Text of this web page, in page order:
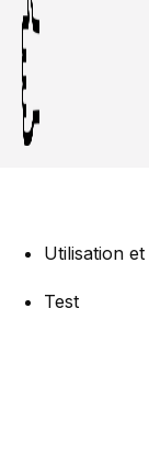
Utilisation
Test